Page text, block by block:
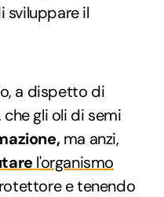
sviluppare il
a dispetto di
gli oli di semi
ma anzi,
l'organismo
e tenendo